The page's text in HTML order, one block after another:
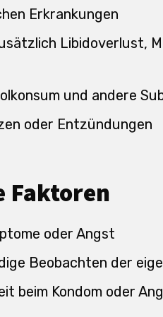
Erkrankungen
Libidoverlust,
und andere
oder Entzündungen
Faktoren
oder Angst
Beobachten der
beim Kondom oder